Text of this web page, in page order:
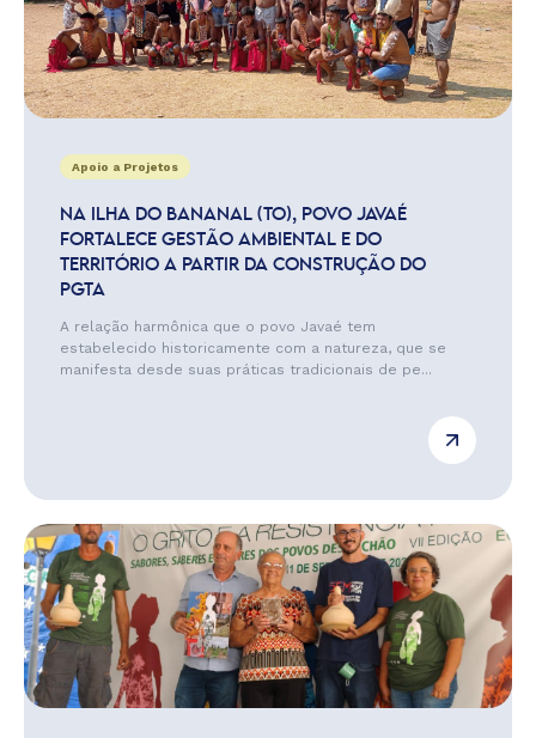
Apoio a Projetos
NA ILHA DO BANANAL (TO), POVO JAVAÉ
FORTALECE GESTÃO AMBIENTAL E DO
TERRITÓRIO A PARTIR DA CONSTRUÇÃO DO
PGTA
A relação harmônica que o povo Javaé tem
estabelecido historicamente com a natureza, que se
manifesta desde suas práticas tradicionais de pe...